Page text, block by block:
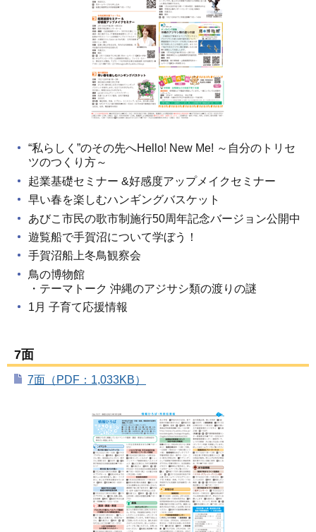
“私らしく”のその先へHello! New Me! ～自分のトリセ
ツのつくり方～
起業基礎セミナー &好感度アップメイクセミナー
早い春を楽しむハンギングバスケット
あびこ市民の歌市制施行50周年記念バージョン公開中
遊覧船で手賀沼について学ぼう！
手賀沼船上冬鳥観察会
鳥の博物館
・テーマトーク 沖縄のアジサシ類の渡りの謎
1月 子育て応援情報
7面
7面（PDF：1,033KB）